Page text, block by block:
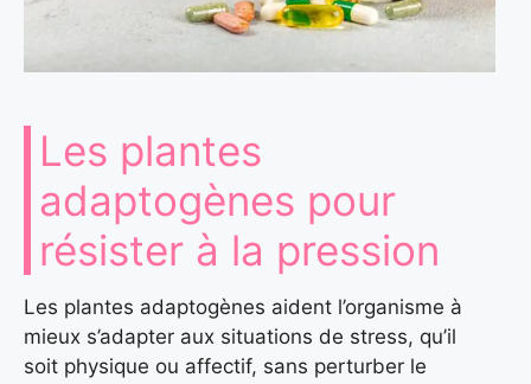
Les plantes
adaptogènes pour
résister à la pression
Les plantes adaptogènes aident l’organisme à
mieux s’adapter aux situations de stress, qu’il
soit physique ou affectif, sans perturber le